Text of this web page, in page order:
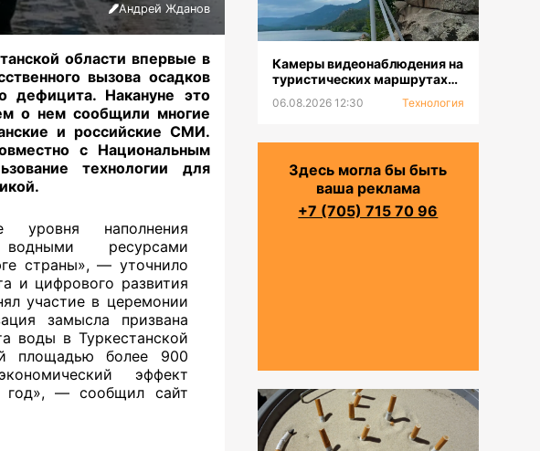
Андрей Жданов
области впервые в
вызова осадков
дефицита. Накануне это
о нем сообщили многие
и российские СМИ.
с Национальным
технологии для
уровня наполнения
ресурсами
страны», — уточнило
и цифрового развития
участие в церемонии
замысла призвана
воды в Туркестанской
площадью более 900
эффект
год», — сообщил сайт
Камеры видеонаблюдения на
туристических маршрутах
«Бурабай»
06.08.2026 12:30 Технология
Здесь могла бы быть
ваша реклама
+7 (705) 715 70 96